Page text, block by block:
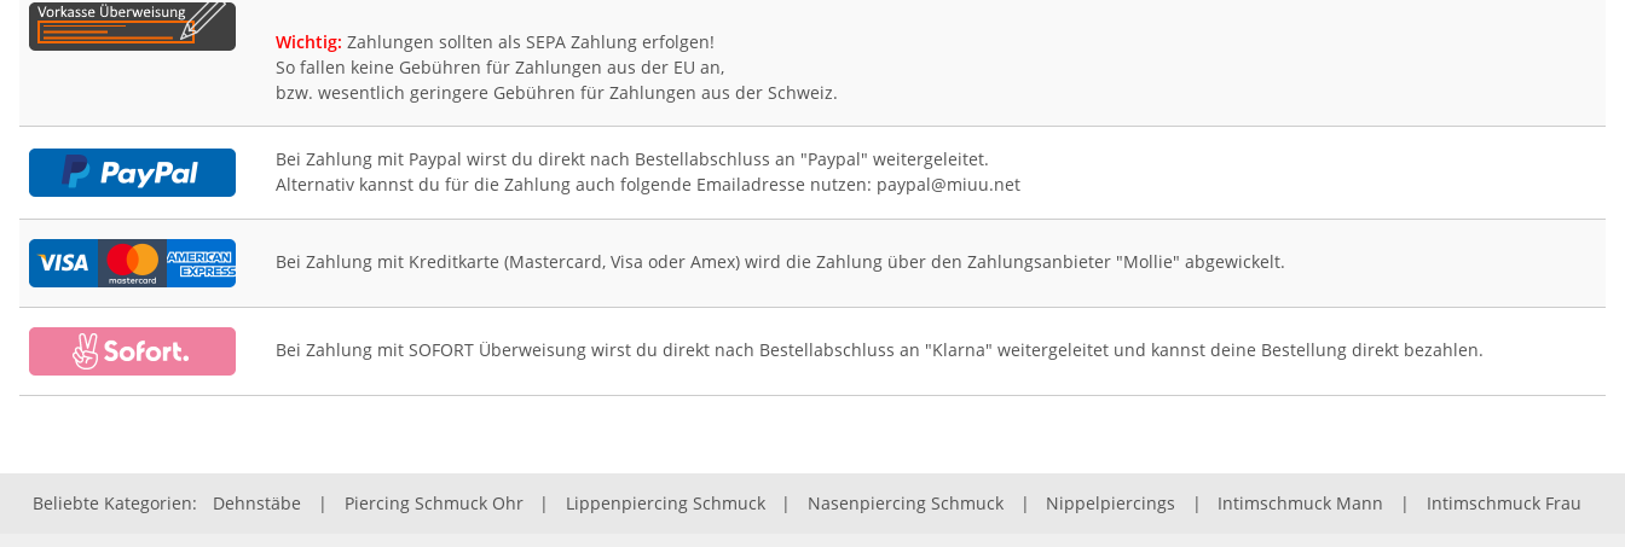
Wichtig: Zahlungen sollten als SEPA Zahlung erfolgen!
So fallen keine Gebühren für Zahlungen aus der EU an,
bzw. wesentlich geringere Gebühren für Zahlungen aus der Schweiz.
Bei Zahlung mit Paypal wirst du direkt nach Bestellabschluss an "Paypal" weitergeleitet.
Alternativ kannst du für die Zahlung auch folgende Emailadresse nutzen: paypal@miuu.net
Bei Zahlung mit Kreditkarte (Mastercard, Visa oder Amex) wird die Zahlung über den Zahlungsanbieter "Mollie" abgewickelt.
Bei Zahlung mit SOFORT Überweisung wirst du direkt nach Bestellabschluss an "Klarna" weitergeleitet und kannst deine Bestellung direkt bezahlen.
Beliebte Kategorien: Dehnstäbe | Piercing Schmuck Ohr | Lippenpiercing Schmuck | Nasenpiercing Schmuck | Nippelpiercings | Intimschmuck Mann | Intimschmuck Frau